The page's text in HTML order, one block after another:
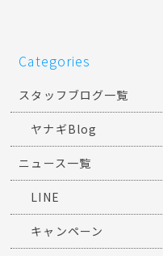
Categories
スタッフブログ一覧
ヤナギBlog
ニュース一覧
LINE
キャンペーン